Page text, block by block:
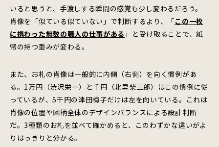
いると思うと、手渡しする瞬間の感覚も少し変わるだろう。
肖像を「似ている似ていない」で判断するより、「この一枚
に携わった無数の職人の仕事がある 」と受け取ることで、紙
幣の持つ重みが変わる。
また、お札の肖像は一般的に内側（右側）を向く慣例があ
る。1万円（渋沢栄一）と千円（北里柴三郎）はこの慣例に従
っているが、5千円の津田梅子だけは左を向いている。これは
肖像の位置や図柄全体のデザインバランスによる設計判断
だ。3種類のお札を並べて確かめると、このわずかな違いがよ
りはっきりと分かる。